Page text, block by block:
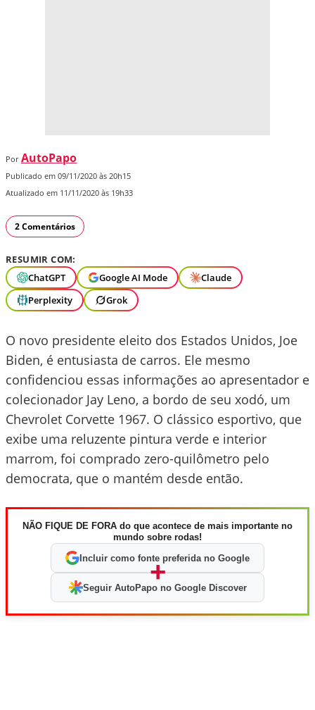
Por AutoPapo
Publicado em 09/11/2020 às 20h15
Atualizado em 11/11/2020 às 19h33
2 Comentários
RESUMIR COM:
ChatGPT
Google AI Mode
Claude
Perplexity
Grok
O novo presidente eleito dos Estados Unidos, Joe
Biden, é entusiasta de carros. Ele mesmo
confidenciou essas informações ao apresentador e
colecionador Jay Leno, a bordo de seu xodó, um
Chevrolet Corvette 1967. O clássico esportivo, que
exibe uma reluzente pintura verde e interior
marrom, foi comprado zero-quilômetro pelo
democrata, que o mantém desde então.
NÃO FIQUE DE FORA do que acontece de mais importante no
mundo sobre rodas!
Incluir como fonte preferida no Google
+
Seguir AutoPapo no Google Discover